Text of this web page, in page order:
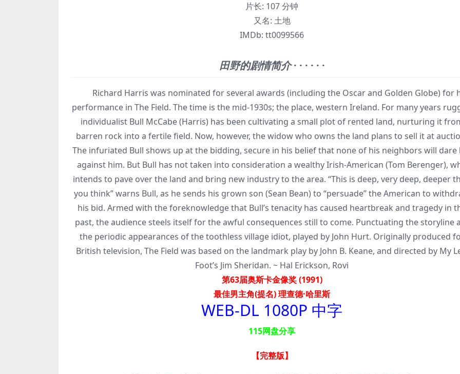
片长: 107 分钟
又名: 土地
IMDb: tt0099566
田野的剧情简介· · · · · ·
Richard Harris was nominated for several awards (including the Oscar and Golden Globe) for
performance in The Field. The time is the mid-1930s; the place, western Ireland. For many years
individualist Bull McCabe (Harris) has been cultivating a small plot of rented land, nurturing it
barren rock into a fertile field. Now, however, the widow who owns the land plans to sell it at
The infuriated Bull shows up at the bidding, secure in his belief that none of his neighbors will dare
against him. But Bull has not taken into consideration a wealthy Irish-American (Tom Berenger),
intends to pave over the land and bring new industry to the area. “This is deep, very deep, deeper
you think” warns Bull, as he sends his grown son (Sean Bean) to “persuade” the American to
his bid. Armed with the foreknowledge that Bull’s tenacity has caused heartbreak and tragedy in
past, the audience steels itself for the awful consequences still to come. Punctuating the storyline
the periodic appearances of the toothless village idiot, played by John Hurt. Originally produced
British television, The Field was based on the landmark play by John B. Keane, and directed by My
Foot’s Jim Sheridan. ~ Hal Erickson, Rovi
第63届奥斯卡金像奖 (1991)
最佳男主角(提名) 理查德·哈里斯
WEB-DL 1080P 中字
115网盘分享
【完整版】